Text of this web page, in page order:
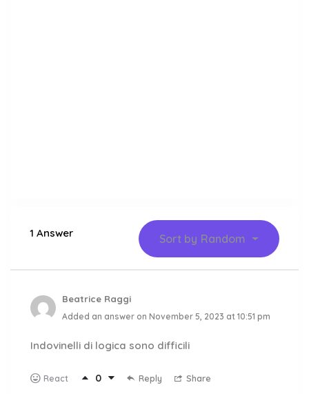
1 Answer Sort by Random
Beatrice Raggi
Added an answer on November 5, 2023 at 10:51 pm
Indovinelli di logica sono difficili
React 0 Reply Share